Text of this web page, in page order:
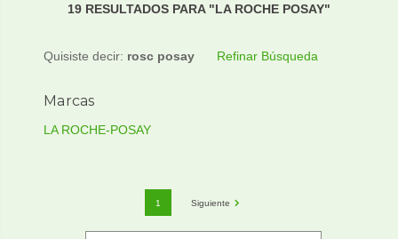
19 RESULTADOS PARA "LA ROCHE POSAY"
Quisiste decir: rosc posay Refinar Búsqueda
Marcas
LA ROCHE-POSAY
1 Siguiente